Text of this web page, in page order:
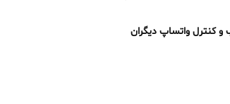
و کنترل واتساپ دیگران